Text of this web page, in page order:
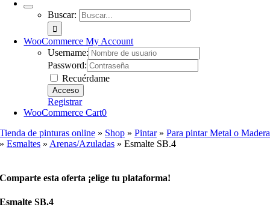
Buscar:
WooCommerce My Account
Username:
Password:
Recuérdame
Registrar
WooCommerce Cart0
Tienda de pinturas online » Shop »Pintar»Para pintar Metal o Madera
»Esmaltes » Arenas/Azuladas »Esmalte SB.4
Comparte esta oferta ¡elige tu plataforma!
Esmalte SB.4